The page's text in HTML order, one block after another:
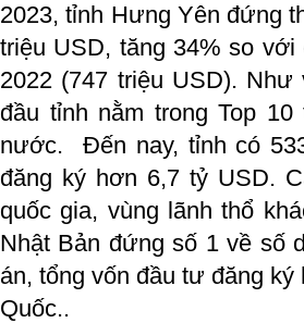
2023, tỉnh Hưng Yên đứng
triệu USD, tăng 34% so
2022 (747 triệu USD).
đầu tỉnh nằm trong Top
nước. Đến nay, tỉnh có
đăng ký hơn 6,7 tỷ USD.
quốc gia, vùng lãnh thổ
Nhật Bản đứng số 1 về số
án, tổng vốn đầu tư đăng
Quốc..